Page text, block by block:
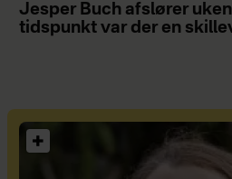
Jesper Buch afslører
tidspunkt var der en